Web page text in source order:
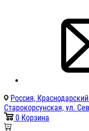
Россия,
Старокорсунская, ул.
0 Корзина